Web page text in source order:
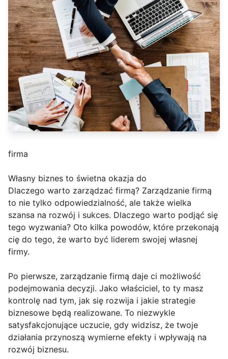
firma
Własny biznes to świetna okazja do
Dlaczego warto zarządzać firmą? Zarządzanie firmą
to nie tylko odpowiedzialność, ale także wielka
szansa na rozwój i sukces. Dlaczego warto podjąć się
tego wyzwania? Oto kilka powodów, które przekonają
cię do tego, że warto być liderem swojej własnej
firmy.
Po pierwsze, zarządzanie firmą daje ci możliwość
podejmowania decyzji. Jako właściciel, to ty masz
kontrolę nad tym, jak się rozwija i jakie strategie
biznesowe będą realizowane. To niezwykle
satysfakcjonujące uczucie, gdy widzisz, że twoje
działania przynoszą wymierne efekty i wpływają na
rozwój biznesu.